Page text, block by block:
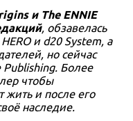
и The ENNIE
, обзавелась
и d20 System, а
но сейчас
Publishing. Более
чтобы
жить и после его
наследие.